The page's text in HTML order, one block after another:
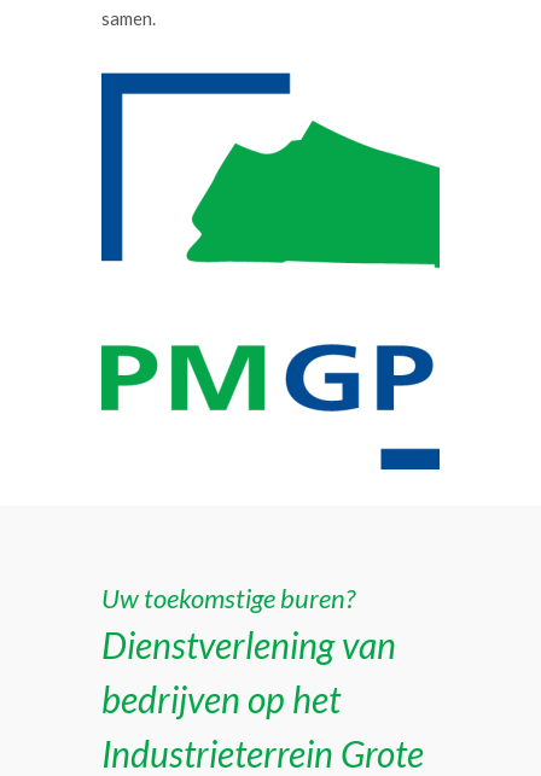
samen.
Uw toekomstige buren?
Dienstverlening van
bedrijven op het
Industrieterrein Grote